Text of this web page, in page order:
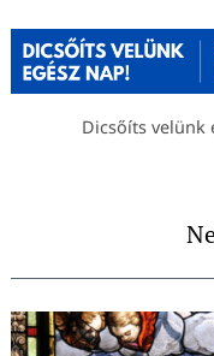
Dicsőíts velünk